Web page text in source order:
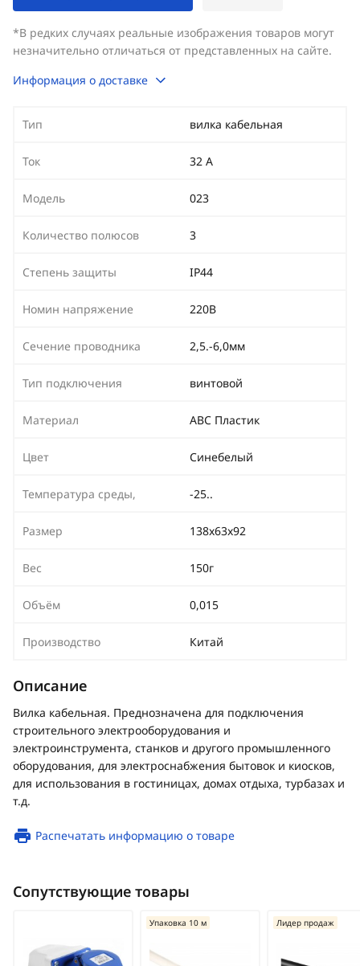
*В редких случаях реальные изображения товаров могут
незначительно отличаться от представленных на сайте.
Информация о доставке
Тип вилка кабельная
Ток 32 А
Модель 023
Количество полюсов 3
Степень защиты IP44
Номин напряжение 220В
Сечение проводника 2,5.-6,0мм
Тип подключения винтовой
Материал АВС Пластик
Цвет Синебелый
Температура среды, -25..
Размер 138х63х92
Вес 150г
Объём 0,015
Производство Китай
Описание
Вилка кабельная. Преднозначена для подключения
строительного электрооборудования и
электроинструмента, станков и другого промышленного
оборудования, для электроснабжения бытовок и киосков,
для использования в гостиницах, домах отдыха, турбазах и
т.д.
Распечатать информацию о товаре
Сопутствующие товары
Упаковка 10 м Лидер продаж